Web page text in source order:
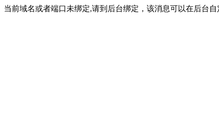
当前域名或者端口未绑定,请到后台绑定，该消息可以在后台自